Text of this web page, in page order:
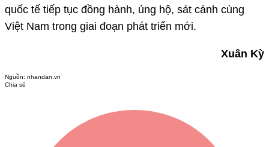
quốc tế tiếp tục đồng hành, ủng hộ, sát cánh cùng
Việt Nam trong giai đoạn phát triển mới.
Xuân Kỳ
Nguồn: nhandan.vn
Chia sẻ